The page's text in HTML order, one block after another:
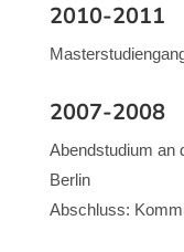
2010-2011
2007-2008
Abendstudium an
Berlin
Abschluss: